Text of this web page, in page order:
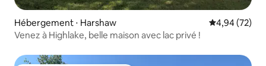
Hébergement ⋅ Harshaw Évaluation
4,94 (72)
Venez à Highlake, belle maison avec lac privé !